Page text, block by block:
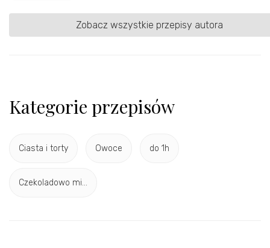
Zobacz wszystkie przepisy autora
Kategorie przepisów
Ciasta i torty Owoce do 1h
Czekoladowo mi...